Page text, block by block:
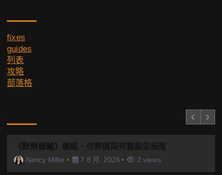
fixes
guides
列表
攻略
部落格
《歡樂郵輪》模組、作弊碼與完整設定指南
Nancy Miller 7 8 月, 2026 2 views